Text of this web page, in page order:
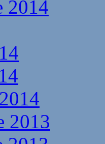
2014
2013